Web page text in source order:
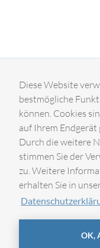
Diese Website
bestmögliche
können. Cookies
auf Ihrem Endgerät
Durch die weitere
stimmen Sie der
zu. Weitere
erhalten Sie in
OK,